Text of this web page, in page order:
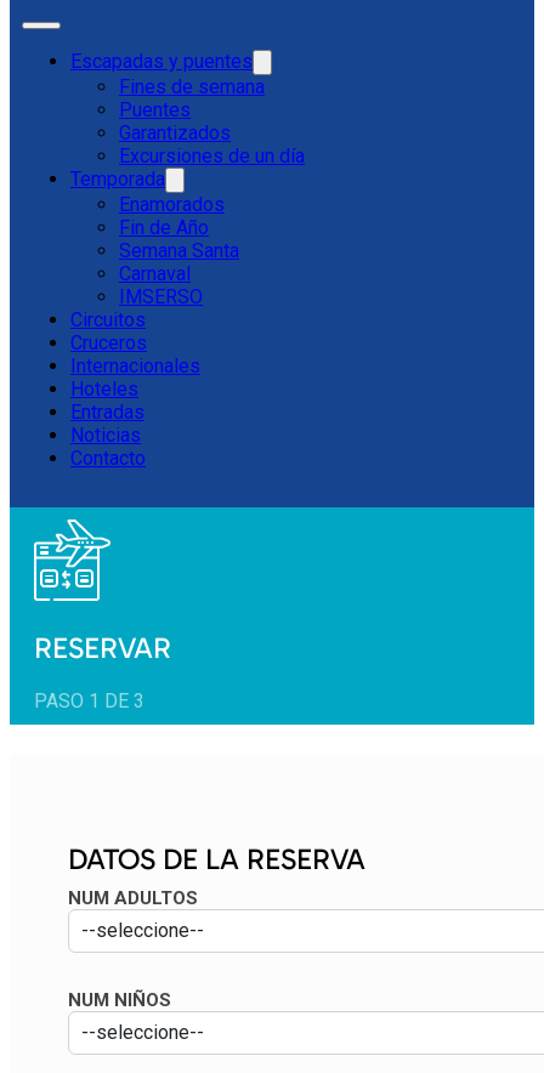
Escapadas y puentes
Fines de semana
Puentes
Garantizados
Excursiones de un día
Temporada
Enamorados
Fin de Año
Semana Santa
Carnaval
IMSERSO
Circuitos
Cruceros
Internacionales
Hoteles
Entradas
Noticias
Contacto
RESERVAR
PASO 1 DE 3
DATOS DE LA RESERVA
NUM ADULTOS
NUM NIÑOS